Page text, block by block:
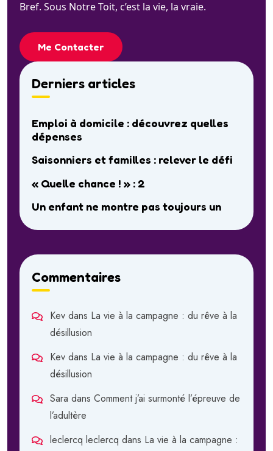
Bref. Sous Notre Toit, c’est la vie, la vraie.
Me Contacter
Derniers articles
Emploi à domicile : découvrez quelles
dépenses
Saisonniers et familles : relever le défi
« Quelle chance ! » : 2
Un enfant ne montre pas toujours un
Commentaires
Kev dans La vie à la campagne : du rêve à la
désillusion
Kev dans La vie à la campagne : du rêve à la
désillusion
Sara dans Comment j’ai surmonté l’épreuve de
l’adultère
leclercq leclercq dans La vie à la campagne :